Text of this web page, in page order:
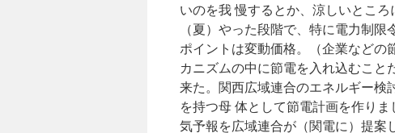
いのを我 慢するとか、涼しいとこ
（夏）やった段階で、特に電力制
ポイントは変動価格。（企業などの
カニズムの中に節電を入れ込むこと
来た。関西広域連合のエネルギー検
を持つ母 体として節電計画を作り
気予報を広域連合が（関電に）提案